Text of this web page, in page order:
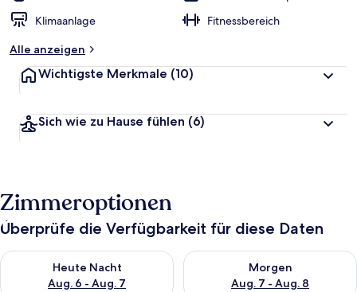
Klimaanlage
Fitnessbereich
Alle anzeigen
Wichtigste Merkmale (10)
Sich wie zu Hause fühlen (6)
Zimmeroptionen
Überprüfe die Verfügbarkeit für diese Daten
Heute Nacht
Aug. 6 - Aug. 7
Überprüfe die Verfügbarkeit für heute Nacht, Aug. 6 - Aug. 7.
Morgen
Aug. 7 - Aug. 8
Überprüfe die Verfügbarkeit